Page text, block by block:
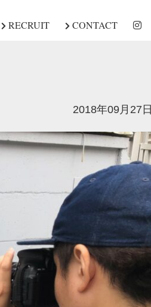
RECRUIT CONTACT
2018年09月27日